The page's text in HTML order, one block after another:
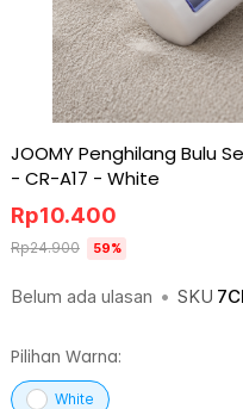
JOOMY Penghilang Bulu
- CR-A17 - White
Belum ada ulasan • SKU
Rp10.400
Rp24.900 59%
Pilihan Warna:
White